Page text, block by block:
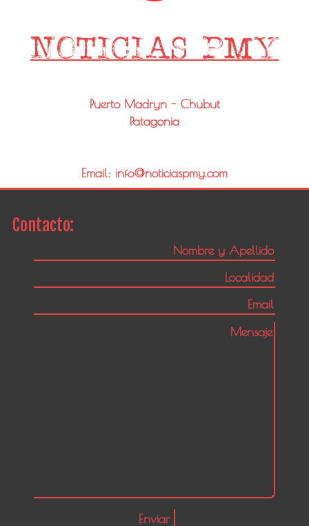
Puerto Madryn - Chubut
Patagonia
Email: info@noticiaspmy.com
Contacto: